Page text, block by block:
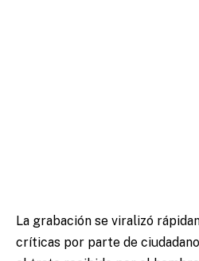
La grabación se viralizó
críticas por parte de